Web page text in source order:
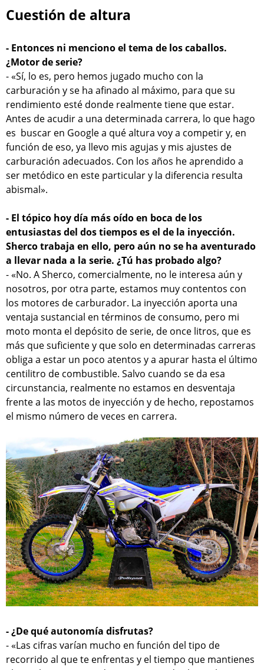
Cuestión de altura
- Entonces ni menciono el tema de los caballos.
¿Motor de serie?
- «Sí, lo es, pero hemos jugado mucho con la
carburación y se ha afinado al máximo, para que su
rendimiento esté donde realmente tiene que estar.
Antes de acudir a una determinada carrera, lo que hago
es buscar en Google a qué altura voy a competir y, en
función de eso, ya llevo mis agujas y mis ajustes de
carburación adecuados. Con los años he aprendido a
ser metódico en este particular y la diferencia resulta
abismal».
- El tópico hoy día más oído en boca de los
entusiastas del dos tiempos es el de la inyección.
Sherco trabaja en ello, pero aún no se ha aventurado
a llevar nada a la serie. ¿Tú has probado algo?
- «No. A Sherco, comercialmente, no le interesa aún y
nosotros, por otra parte, estamos muy contentos con
los motores de carburador. La inyección aporta una
ventaja sustancial en términos de consumo, pero mi
moto monta el depósito de serie, de once litros, que es
más que suficiente y que solo en determinadas carreras
obliga a estar un poco atentos y a apurar hasta el último
centilitro de combustible. Salvo cuando se da esa
circunstancia, realmente no estamos en desventaja
frente a las motos de inyección y de hecho, repostamos
el mismo número de veces en carrera.
- ¿De qué autonomía disfrutas?
- «Las cifras varían mucho en función del tipo de
recorrido al que te enfrentas y el tiempo que mantienes